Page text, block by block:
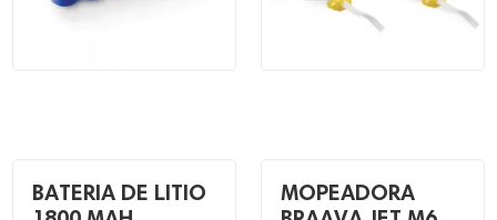
BATERIA DE LITIO
MOPEADORA